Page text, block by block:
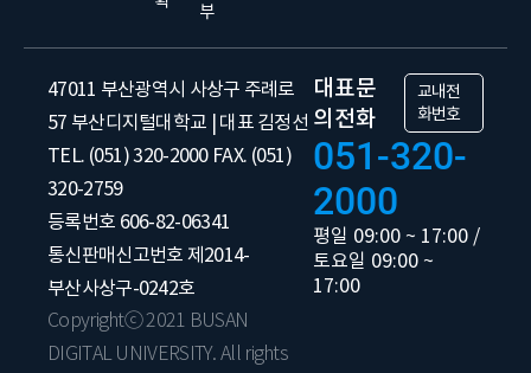
부
47011 부산광역시 사상구 주례로
57 부산디지털대학교 | 대표 김정선
TEL. (051) 320-2000 FAX. (051)
320-2759
등록번호 606-82-06341
통신판매신고번호 제2014-
부산사상구-0242호
Copyrightⓒ 2021 BUSAN
DIGITAL UNIVERSITY. All rights
대표문
의전화
교내전
화번호
051-320-
2000
평일 09:00 ~ 17:00 /
토요일 09:00 ~
17:00